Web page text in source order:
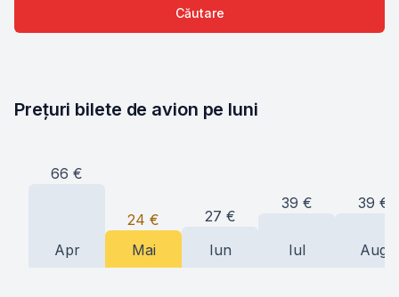
Căutare
Prețuri bilete de avion pe luni
66 €
Apr
24 €
Mai
27 €
Iun
39 €
Iul
39 €
Aug